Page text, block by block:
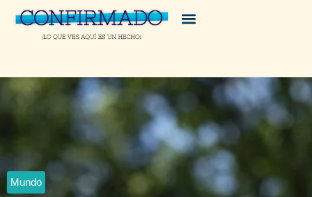
Mundo